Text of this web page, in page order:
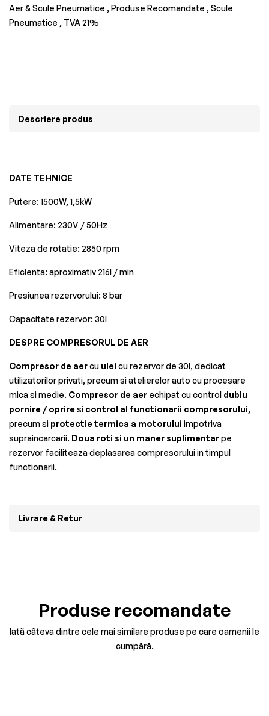
Aer & Scule Pneumatice , Produse Recomandate , Scule
Pneumatice , TVA 21%
Descriere produs
DATE TEHNICE
Putere: 1500W, 1,5kW
Alimentare: 230V / 50Hz
Viteza de rotatie: 2850 rpm
Eficienta: aproximativ 216l / min
Presiunea rezervorului: 8 bar
Capacitate rezervor: 30l
DESPRE COMPRESORUL DE AER
Compresor de aercu ulei cu rezervor de 30l, dedicat
utilizatorilor privati, precum si atelierelor auto cu procesare
mica si medie. Compresor de aer echipat cu control dublu
pornire / oprire si control al functionarii compresorului,
precum si protectie termica a motorului impotriva
supraincarcarii. Doua roti si un maner suplimentarpe
rezervor faciliteaza deplasarea compresorului in timpul
functionarii.
Livrare & Retur
Produse recomandate
Iată câteva dintre cele mai similare produse pe care oamenii le
cumpără.